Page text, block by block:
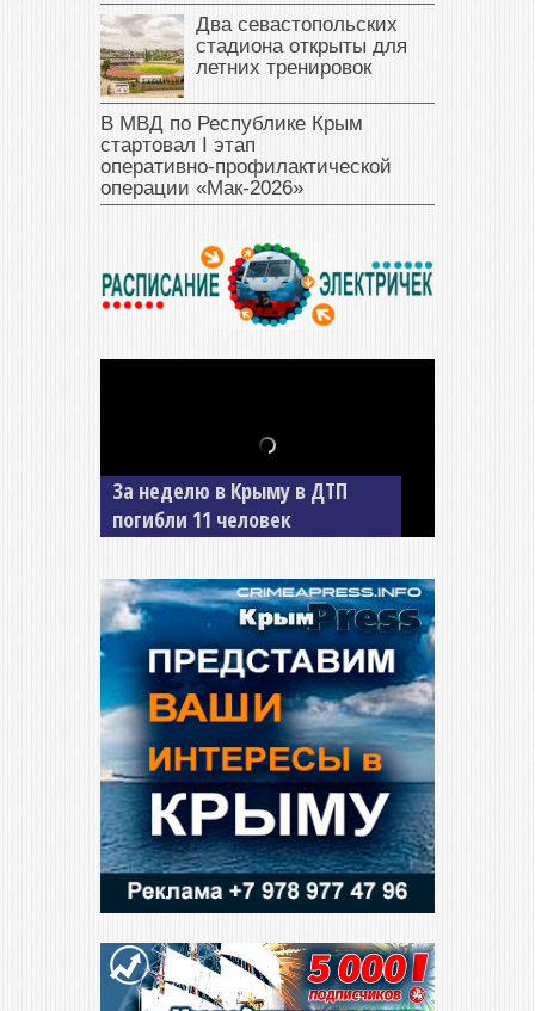
Два севастопольских
стадиона открыты для
летних тренировок
В МВД по Республике Крым
стартовал I этап
оперативно‑профилактической
операции «Мак‑2026»
За неделю в Крыму в ДТП
погибли 11 человек
В Джанкое водитель ВАЗа
сбил двух детей на «зебре»